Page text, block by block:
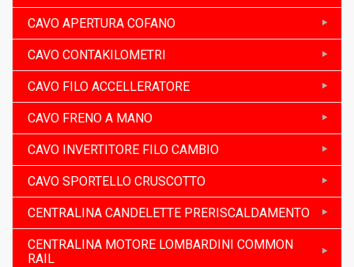
CAVO APERTURA COFANO
CAVO CONTAKILOMETRI
CAVO FILO ACCELLERATORE
CAVO FRENO A MANO
CAVO INVERTITORE FILO CAMBIO
CAVO SPORTELLO CRUSCOTTO
CENTRALINA CANDELETTE PRERISCALDAMENTO
CENTRALINA MOTORE LOMBARDINI COMMON
RAIL